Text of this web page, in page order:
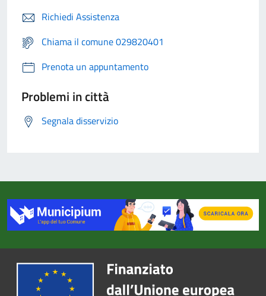
Richiedi Assistenza
Chiama il comune 029820401
Prenota un appuntamento
Problemi in città
Segnala disservizio